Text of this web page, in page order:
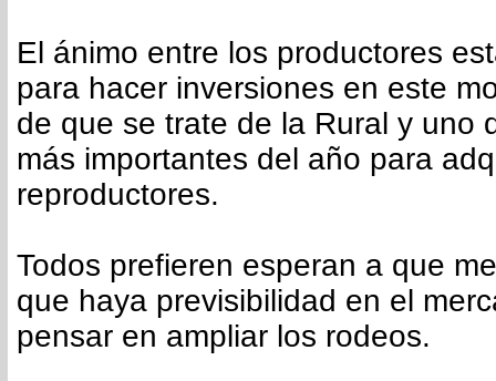
El ánimo entre los productores
para hacer inversiones en este
de que se trate de la Rural y uno
más importantes del año para
reproductores.
Todos prefieren esperan a que
que haya previsibilidad en el
pensar en ampliar los rodeos.